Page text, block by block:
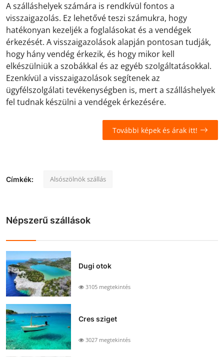
A szálláshelyek számára is rendkívül fontos a
visszaigazolás. Ez lehetővé teszi számukra, hogy
hatékonyan kezeljék a foglalásokat és a vendégek
érkezését. A visszaigazolások alapján pontosan tudják,
hogy hány vendég érkezik, és hogy mikor kell
elkészülniük a szobákkal és az egyéb szolgáltatásokkal.
Ezenkívül a visszaigazolások segítenek az
ügyfélszolgálati tevékenységben is, mert a szálláshelyek
fel tudnak készülni a vendégek érkezésére.
További képek és árak itt!
Címkék: Alsószölnök szállás
Népszerű szállások
Dugi otok
3105 megtekintés
Cres sziget
3027 megtekintés